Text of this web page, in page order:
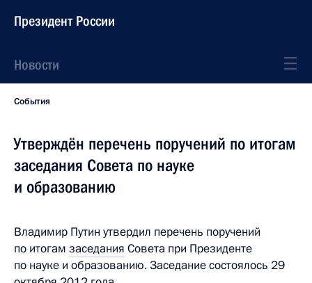
Президент России
Новости
События
Утверждён перечень поручений по итогам
заседания Совета по науке
и образованию
Владимир Путин утвердил перечень поручений
по итогам заседания Совета при Президенте
по науке и образованию. Заседание состоялось 29